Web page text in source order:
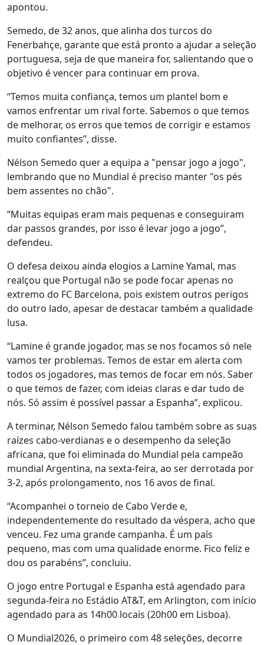
apontou.
Semedo, de 32 anos, que alinha dos turcos do
Fenerbahçe, garante que está pronto a ajudar a seleção
portuguesa, seja de que maneira for, salientando que o
objetivo é vencer para continuar em prova.
“Temos muita confiança, temos um plantel bom e
vamos enfrentar um rival forte. Sabemos o que temos
de melhorar, os erros que temos de corrigir e estamos
muito confiantes”, disse.
Nélson Semedo quer a equipa a "pensar jogo a jogo",
lembrando que no Mundial é preciso manter "os pés
bem assentes no chão".
“Muitas equipas eram mais pequenas e conseguiram
dar passos grandes, por isso é levar jogo a jogo”,
defendeu.
O defesa deixou ainda elogios a Lamine Yamal, mas
realçou que Portugal não se pode focar apenas no
extremo do FC Barcelona, pois existem outros perigos
do outro lado, apesar de destacar também a qualidade
lusa.
“Lamine é grande jogador, mas se nos focamos só nele
vamos ter problemas. Temos de estar em alerta com
todos os jogadores, mas temos de focar em nós. Saber
o que temos de fazer, com ideias claras e dar tudo de
nós. Só assim é possível passar a Espanha”, explicou.
A terminar, Nélson Semedo falou também sobre as suas
raízes cabo-verdianas e o desempenho da seleção
africana, que foi eliminada do Mundial pela campeão
mundial Argentina, na sexta-feira, ao ser derrotada por
3-2, após prolongamento, nos 16 avos de final.
“Acompanhei o torneio de Cabo Verde e,
independentemente do resultado da véspera, acho que
venceu. Fez uma grande campanha. É um país
pequeno, mas com uma qualidade enorme. Fico feliz e
dou os parabéns”, concluiu.
O jogo entre Portugal e Espanha está agendado para
segunda-feira no Estádio AT&T, em Arlington, com início
agendado para as 14h00 locais (20h00 em Lisboa).
O Mundial2026, o primeiro com 48 seleções, decorre